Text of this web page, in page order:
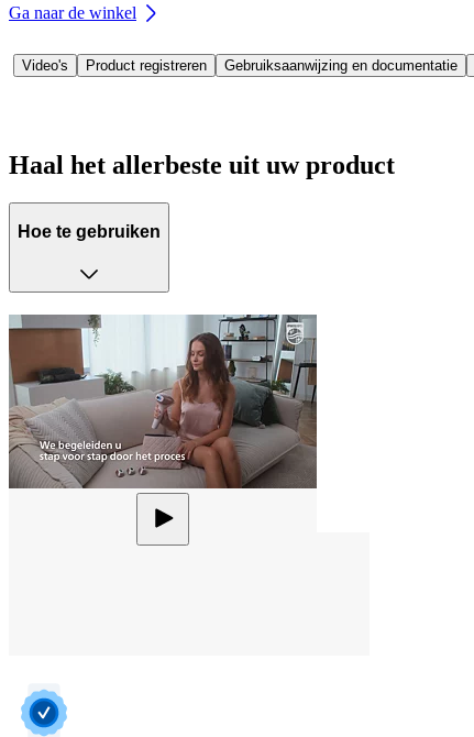
Ga naar de winkel
Video's Product registreren Gebruiksaanwijzing en documentatie
Haal het allerbeste uit uw product
Hoe te gebruiken